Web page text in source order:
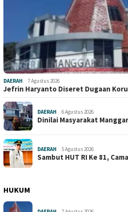
DAERAH 7 Agustus 2026
Jefrin Haryanto Diseret Dugaan
DAERAH 6 Agustus 2026
Dinilai Masyarakat
DAERAH 5 Agustus 2026
Sambut HUT RI Ke 81,
HUKUM